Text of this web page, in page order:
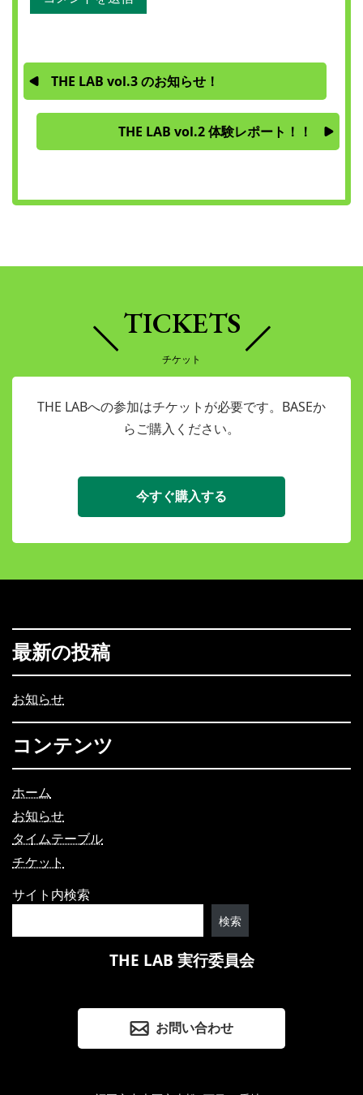
THE LAB vol.3 のお知らせ！
THE LAB vol.2 体験レポート！！
TICKETS
チケット
THE LABへの参加はチケットが必要です。BASEか
らご購入ください。
今すぐ購入する
最新の投稿
お知らせ
コンテンツ
ホーム
お知らせ
タイムテーブル
チケット
サイト内検索
検索
THE LAB 実行委員会
お問い合わせ